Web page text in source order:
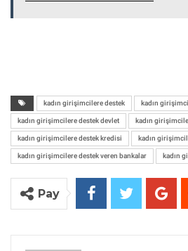
kadın girişimcilere destek kadın
kadın girişimcilere destek devlet kadın
kadın girişimcilere destek kredisi kadın
kadın girişimcilere destek veren bankalar kadın
Pay